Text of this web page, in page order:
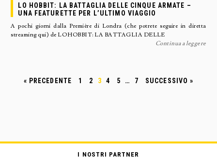
LO HOBBIT: LA BATTAGLIA DELLE CINQUE ARMATE –
UNA FEATURETTE PER L’ULTIMO VIAGGIO
A pochi giorni dalla Première di Londra (che potrete seguire in diretta
streaming qui) de LO HOBBIT: LA BATTAGLIA DELLE
Continua a leggere
« PRECEDENTE 1 2 3 4 5 … 7 SUCCESSIVO »
I NOSTRI PARTNER